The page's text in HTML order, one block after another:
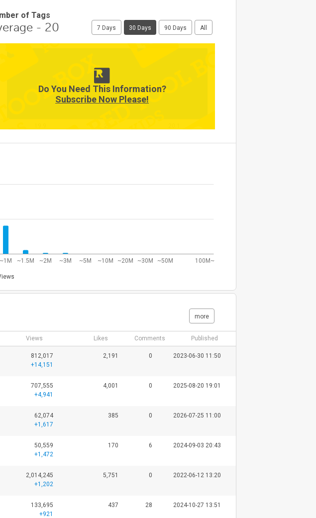
of Tags
- 20 7 Days 30 Days 90 Days All
Do You Need This Information?
Subscribe Now Please!
~1M ~1.5M ~2M ~3M ~5M ~10M ~20M ~30M ~50M 100M~
more
Views Likes Comments Published
812,017
+14,151
2,191 0 2023-06-30 11:50
707,555
+4,941
4,001 0 2025-08-20 19:01
62,074
+1,617
385 0 2026-07-25 11:00
50,559
+1,472
170 6 2024-09-03 20:43
2,014,245
+1,202
5,751 0 2022-06-12 13:20
133,695
+921
437 28 2024-10-27 13:51